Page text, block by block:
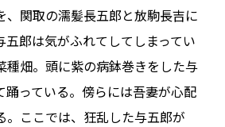
、関取の濡髪長五郎と放駒長吉に
五郎は気がふれてしてしまってい
種畑。頭に紫の病鉢巻きをした与
踊っている。傍らには吾妻が心配
。ここでは、狂乱した与五郎が